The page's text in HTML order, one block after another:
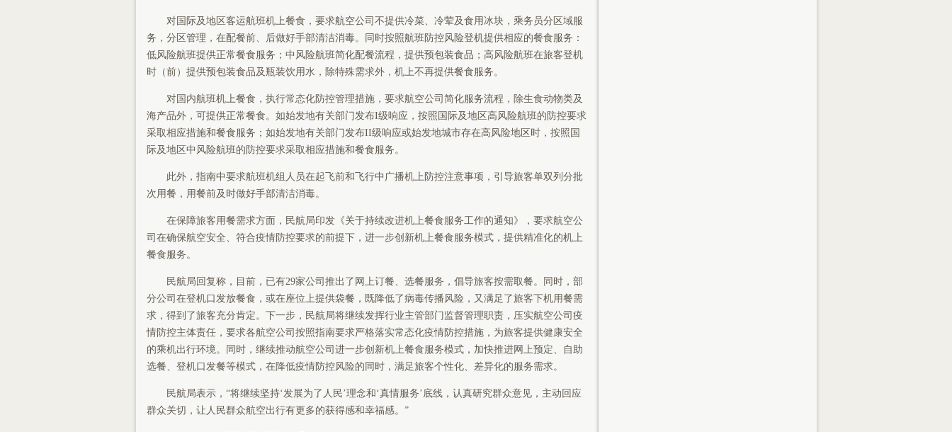
对国际及地区客运航班机上餐食，要求航空公司不提供冷菜、冷荤及食用冰块，乘务员分区域服
务，分区管理，在配餐前、后做好手部清洁消毒。同时按照航班防控风险登机提供相应的餐食服务：
低风险航班提供正常餐食服务；中风险航班简化配餐流程，提供预包装食品；高风险航班在旅客登机
时（前）提供预包装食品及瓶装饮用水，除特殊需求外，机上不再提供餐食服务。
对国内航班机上餐食，执行常态化防控管理措施，要求航空公司简化服务流程，除生食动物类及
海产品外，可提供正常餐食。如始发地有关部门发布I级响应，按照国际及地区高风险航班的防控要求
采取相应措施和餐食服务；如始发地有关部门发布II级响应或始发地城市存在高风险地区时，按照国
际及地区中风险航班的防控要求采取相应措施和餐食服务。
此外，指南中要求航班机组人员在起飞前和飞行中广播机上防控注意事项，引导旅客单双列分批
次用餐，用餐前及时做好手部清洁消毒。
在保障旅客用餐需求方面，民航局印发《关于持续改进机上餐食服务工作的通知》，要求航空公
司在确保航空安全、符合疫情防控要求的前提下，进一步创新机上餐食服务模式，提供精准化的机上
餐食服务。
民航局回复称，目前，已有29家公司推出了网上订餐、选餐服务，倡导旅客按需取餐。同时，部
分公司在登机口发放餐食，或在座位上提供袋餐，既降低了病毒传播风险，又满足了旅客下机用餐需
求，得到了旅客充分肯定。下一步，民航局将继续发挥行业主管部门监督管理职责，压实航空公司疫
情防控主体责任，要求各航空公司按照指南要求严格落实常态化疫情防控措施，为旅客提供健康安全
的乘机出行环境。同时，继续推动航空公司进一步创新机上餐食服务模式，加快推进网上预定、自助
选餐、登机口发餐等模式，在降低疫情防控风险的同时，满足旅客个性化、差异化的服务需求。
民航局表示，“将继续坚持‘发展为了人民’理念和‘真情服务’底线，认真研究群众意见，主动回应
群众关切，让人民群众航空出行有更多的获得感和幸福感。”